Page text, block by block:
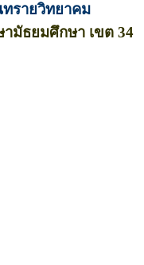
รายวิทยาคม
มัธยมศึกษา เขต 34